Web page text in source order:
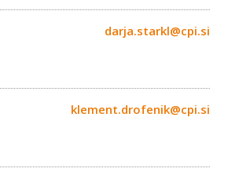
darja.starkl@cpi.si
klement.drofenik@cpi.si